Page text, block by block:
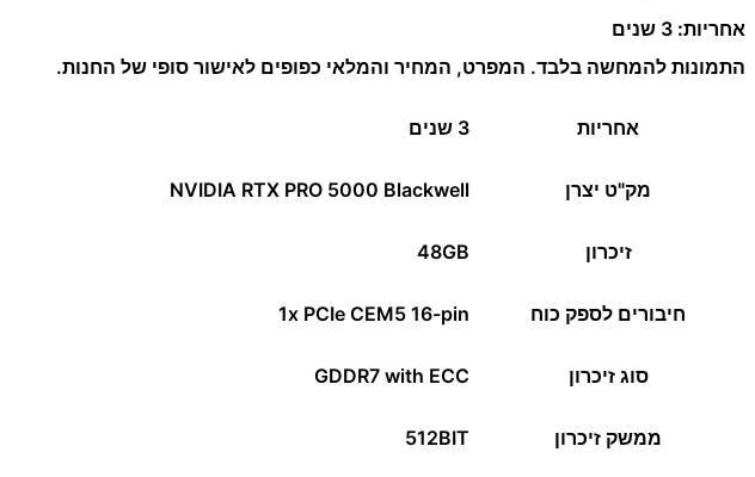
אחריות:
התמונות להמחשה בלבד. המפרט, המחיר והמלאי כפופים לאישור סופי של החנות.
אחריות 3 שנים
מק"ט יצרן NVIDIA RTX PRO 5000 Blackwell
זיכרון 48GB
חיבורים לספק כוח 1x PCIe CEM5 16-pin
סוג זיכרון GDDR7 with ECC
ממשק זיכרון 512BIT